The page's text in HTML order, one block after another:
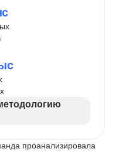
проанализировала